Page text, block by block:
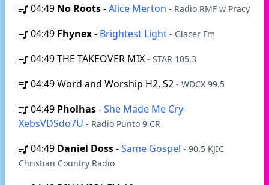
04:49 No Roots-Alice Merton - Radio RMF w Pracy
04:49 Fhynex- Brightest Light - Glacer Fm
04:49THE TAKEOVER MIX - STAR 105.3
04:49Word and Worship H2, S2 - WDCX 99.5
04:49 Pholhas-She Made Me Cry-
XebsVDSdo7U - Radio Punto 9 CR
04:49 Daniel Doss-Same Gospel - 90.5 KJIC
Christian Country Radio